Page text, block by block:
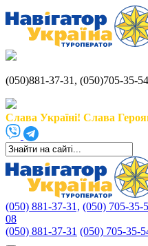
(050)881-37-31, (050)705-35-
Слава Україні! Слава
(050) 881-37-31, (050) 705-35-
08
(050) 881-37-31 (050) 705-35-